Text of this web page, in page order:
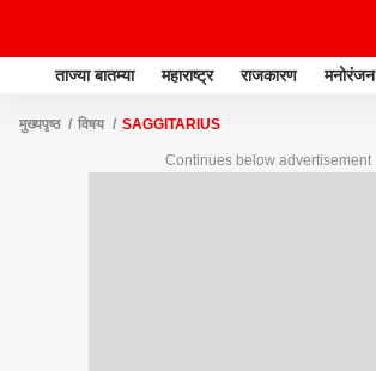
ताज्या बातम्या महाराष्ट्र राजकारण मनोरंजन
मुख्यपृष्ठ विषय SAGGITARIUS
Continues below advertisement